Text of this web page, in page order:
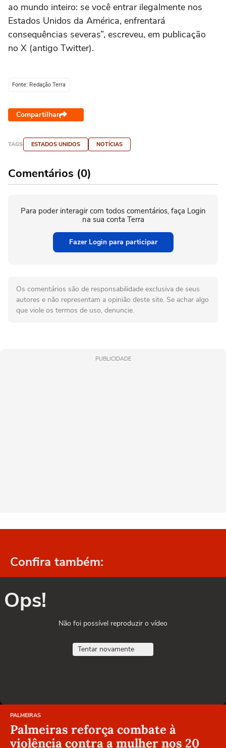
ao mundo inteiro: se você entrar ilegalmente nos
Estados Unidos da América, enfrentará
consequências severas”, escreveu, em publicação
no X (antigo Twitter).
Fonte: Redação Terra
Compartilhar
TAGS ESTADOS UNIDOS NOTÍCIAS
Comentários (0)
Para poder interagir com todos comentários, faça Login
na sua conta Terra
Fazer Login para participar
Os comentários são de responsabilidade exclusiva de seus
autores e não representam a opinião deste site. Se achar algo
que viole os termos de uso, denuncie.
PUBLICIDADE
Confira também:
Ops!
Não foi possível reproduzir o vídeo
Tentar novamente
PALMEIRAS
Palmeiras reforça combate à
violência contra a mulher nos 20